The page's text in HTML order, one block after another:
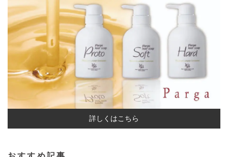
詳しくはこちら